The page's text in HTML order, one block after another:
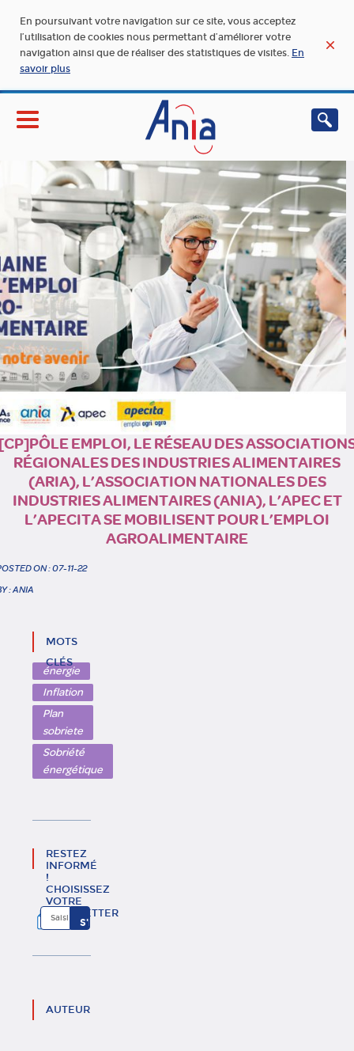
En poursuivant votre navigation sur ce site, vous acceptez
l’utilisation de cookies nous permettant d’améliorer votre
navigation ainsi que de réaliser des statistiques de visites. En
savoir plus
EMPLOI, LE RÉSEAU DES
RÉGIONALES DES INDUSTRIES ALIMENTAIRES
(ARIA), L’ASSOCIATION NATIONALES DES
INDUSTRIES ALIMENTAIRES (ANIA), L’APEC ET
L’APECITA SE MOBILISENT POUR L’EMPLOI
AGROALIMENTAIRE
ON : 07-11-22
: ANIA
MOTS
CLÉS
énergie
Inflation
Plan
sobriete
Sobriété
énergétique
RESTEZ
INFORMÉ
!
CHOISISSEZ
VOTRE
NEWSLETTER
AUTEUR